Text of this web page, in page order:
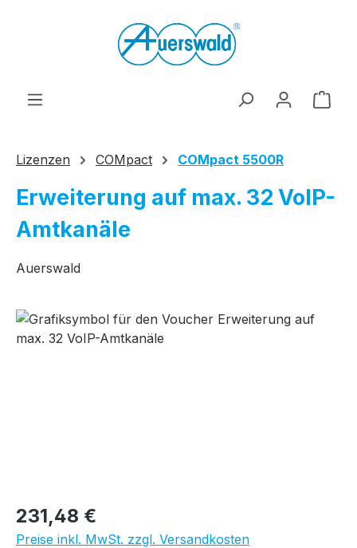
Zum Hauptinhalt springen
Lizenzen COMpact COMpact 5500R
Erweiterung auf max. 32 VoIP-
Amtkanäle
Auerswald
Bildergalerie überspringen
Regulärer Preis:
231,48 €
Preise inkl. MwSt. zzgl. Versandkosten